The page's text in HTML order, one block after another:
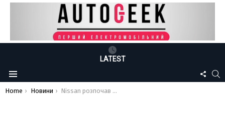
LATEST
Menu
US
You are here:
Home Новини Nissan розпочав виробництво електричного кросовера Leaf у Британії